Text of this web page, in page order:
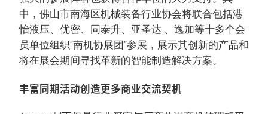
中，佛山市南海区机械装备行业协会将联合包括港
怡液压、优密、同泰升、亚圣达 、逸加等十多个会
员单位组织“南机协展团”参展，展示其创新的产品和
将在展会期间寻找革新的智能制造解决方案。
丰富同期活动创造更多商业交流契机